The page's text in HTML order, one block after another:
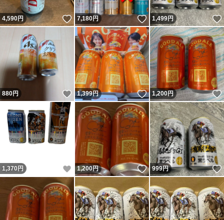
4,590円 いいね！
7,180円 いいね！
1,499円
880円 いいね！
1,399円 いいね！
1,200円
1,370 円 いいね！
1,200円 いいね！
999円